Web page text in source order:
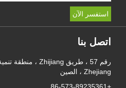
اتصل بنا
Zhejiang ، الصين